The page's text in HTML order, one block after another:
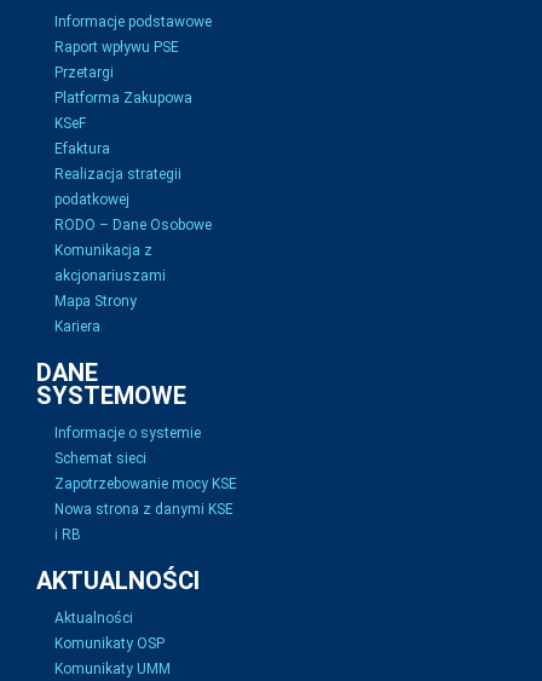
Informacje podstawowe
Raport wpływu PSE
Przetargi
Platforma Zakupowa
KSeF
Efaktura
Realizacja strategii
podatkowej
RODO – Dane Osobowe
Komunikacja z
akcjonariuszami
Mapa Strony
Kariera
DANE
SYSTEMOWE
Informacje o systemie
Schemat sieci
Zapotrzebowanie mocy KSE
Nowa strona z danymi KSE
i RB
AKTUALNOŚCI
Aktualności
Komunikaty OSP
Komunikaty UMM